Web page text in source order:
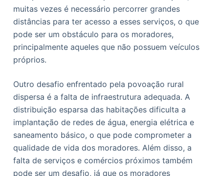
muitas vezes é necessário percorrer grandes
distâncias para ter acesso a esses serviços, o que
pode ser um obstáculo para os moradores,
principalmente aqueles que não possuem veículos
próprios.
Outro desafio enfrentado pela povoação rural
dispersa é a falta de infraestrutura adequada. A
distribuição esparsa das habitações dificulta a
implantação de redes de água, energia elétrica e
saneamento básico, o que pode comprometer a
qualidade de vida dos moradores. Além disso, a
falta de serviços e comércios próximos também
pode ser um desafio, já que os moradores